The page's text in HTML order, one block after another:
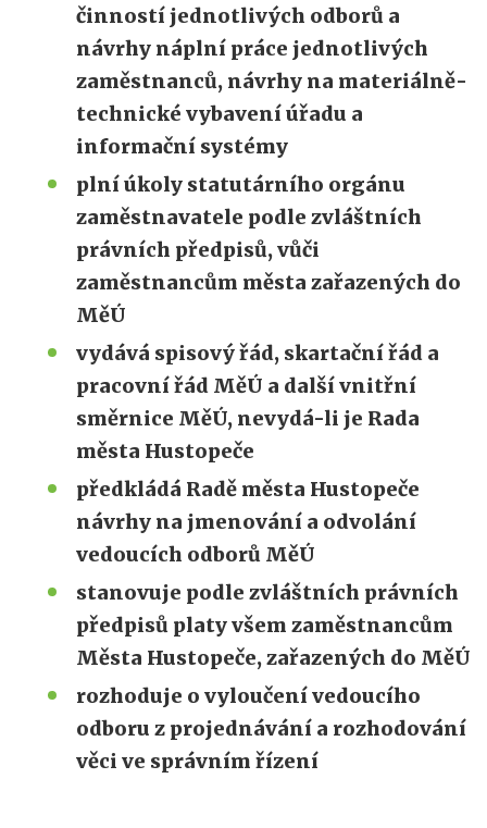
činností jednotlivých odborů a
návrhy náplní práce jednotlivých
zaměstnanců, návrhy na materiálně-
technické vybavení úřadu a
informační systémy
plní úkoly statutárního orgánu
zaměstnavatele podle zvláštních
právních předpisů, vůči
zaměstnancům města zařazených do
MěÚ
vydává spisový řád, skartační řád a
pracovní řád MěÚ a další vnitřní
směrnice MěÚ, nevydá-li je Rada
města Hustopeče
předkládá Radě města Hustopeče
návrhy na jmenování a odvolání
vedoucích odborů MěÚ
stanovuje podle zvláštních právních
předpisů platy všem zaměstnancům
Města Hustopeče, zařazených do MěÚ
rozhoduje o vyloučení vedoucího
odboru z projednávání a rozhodování
věci ve správním řízení